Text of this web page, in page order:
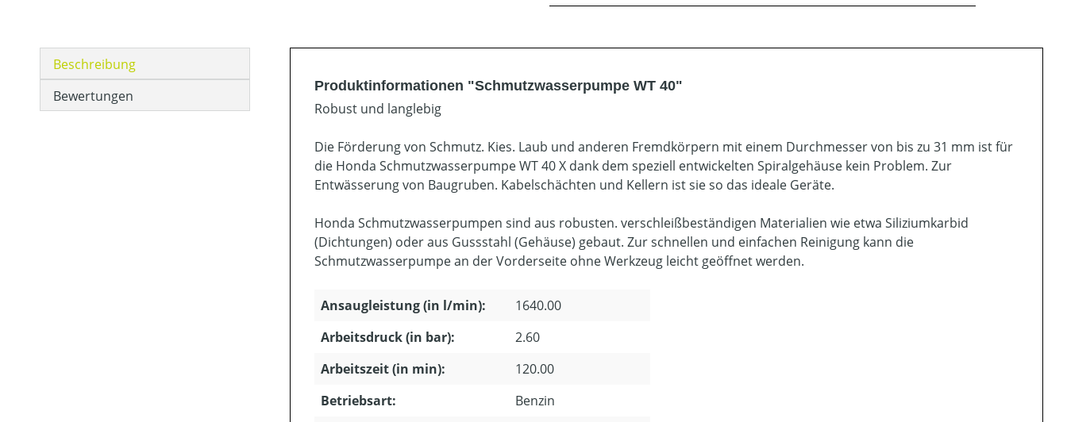
Beschreibung
Bewertungen
Produktinformationen "Schmutzwasserpumpe WT 40"
Robust und langlebig
Die Förderung von Schmutz. Kies. Laub und anderen Fremdkörpern mit einem Durchmesser von bis zu 31 mm ist für
die Honda Schmutzwasserpumpe WT 40 X dank dem speziell entwickelten Spiralgehäuse kein Problem. Zur
Entwässerung von Baugruben. Kabelschächten und Kellern ist sie so das ideale Geräte.
Honda Schmutzwasserpumpen sind aus robusten. verschleißbeständigen Materialien wie etwa Siliziumkarbid
(Dichtungen) oder aus Gussstahl (Gehäuse) gebaut. Zur schnellen und einfachen Reinigung kann die
Schmutzwasserpumpe an der Vorderseite ohne Werkzeug leicht geöffnet werden.
Ansaugleistung (in l/min):
1640.00
Arbeitsdruck (in bar):
2.60
Arbeitszeit (in min):
120.00
Betriebsart:
Benzin